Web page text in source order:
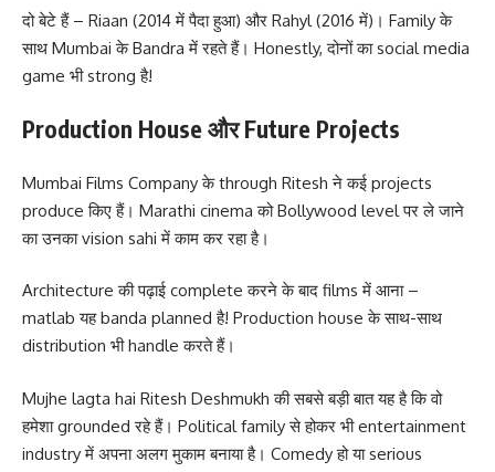
दो बेटे हैं – Riaan (2014 में पैदा हुआ) और Rahyl (2016 में)। Family के
साथ Mumbai के Bandra में रहते हैं। Honestly, दोनों का social media
game भी strong है!
Production House और Future Projects
Mumbai Films Company के through Ritesh ने कई projects
produce किए हैं। Marathi cinema को Bollywood level पर ले जाने
का उनका vision sahi में काम कर रहा है।
Architecture की पढ़ाई complete करने के बाद films में आना –
matlab यह banda planned है! Production house के साथ-साथ
distribution भी handle करते हैं।
Mujhe lagta hai Ritesh Deshmukh की सबसे बड़ी बात यह है कि वो
हमेशा grounded रहे हैं। Political family से होकर भी entertainment
industry में अपना अलग मुकाम बनाया है। Comedy हो या serious